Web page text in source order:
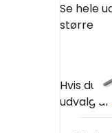
Se hele
Hvis du
udvalg af